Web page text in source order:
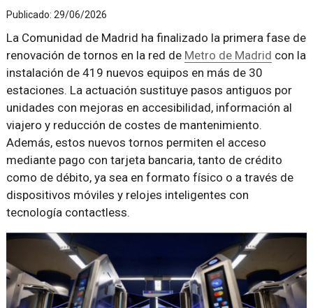
Publicado: 29/06/2026
La Comunidad de Madrid ha finalizado la primera fase de
renovación de tornos en la red de Metro de Madrid con la
instalación de 419 nuevos equipos en más de 30
estaciones. La actuación sustituye pasos antiguos por
unidades con mejoras en accesibilidad, información al
viajero y reducción de costes de mantenimiento.
Además, estos nuevos tornos permiten el acceso
mediante pago con tarjeta bancaria, tanto de crédito
como de débito, ya sea en formato físico o a través de
dispositivos móviles y relojes inteligentes con
tecnología contactless.